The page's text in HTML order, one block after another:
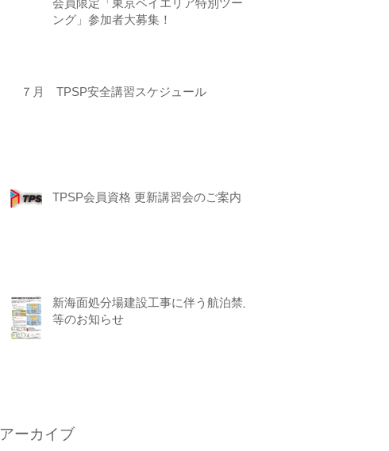
会員限定「東京ベイエリア特別ツーリ
ング」参加者大募集！
７月 TPSP安全講習スケジュール
TPSP会員資格 更新講習会のご案内
新海面処分場建設工事に伴う航泊禁止
等のお知らせ
アーカイブ